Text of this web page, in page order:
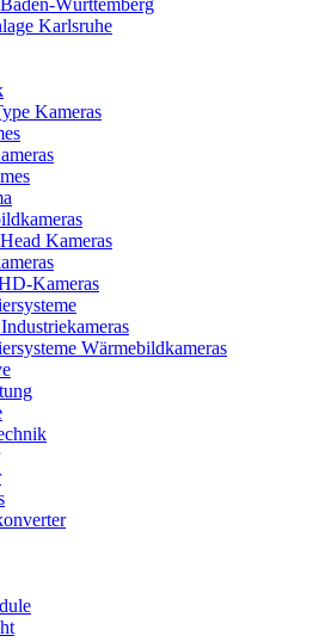
Württemberg
Karlsruhe
Kameras
Kameras
Kameras
Wärmebildkameras